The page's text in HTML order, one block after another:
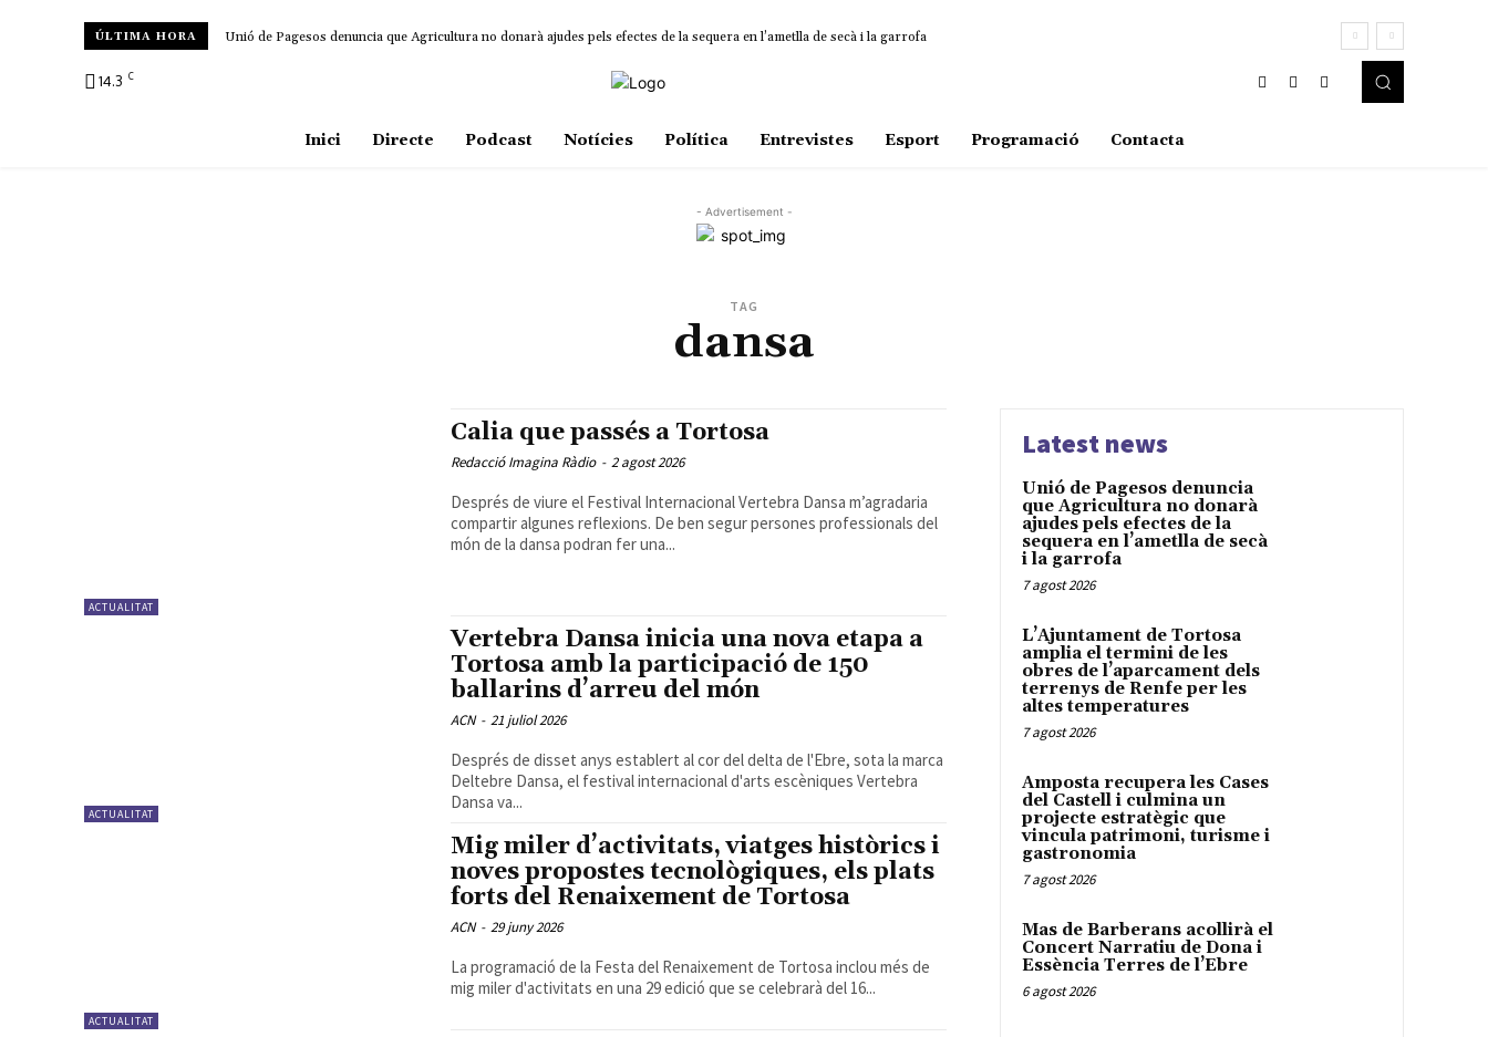
ÚLTIMA HORA Unió de Pagesos denuncia que Agricultura no donarà ajudes pels efectes de la sequera en l’ametlla de secà i la garrofa
14.3 C
Inici Directe Podcast Notícies Política Entrevistes Esport Programació Contacta
- Advertisement -
TAG
dansa
ACTUALITAT
Calia que passés a Tortosa
Redacció Imagina Ràdio - 2 agost 2026
Després de viure el Festival Internacional Vertebra Dansa m’agradaria
compartir algunes reflexions. De ben segur persones professionals del
món de la dansa podran fer una...
ACTUALITAT
Vertebra Dansa inicia una nova etapa a
Tortosa amb la participació de 150
ballarins d’arreu del món
ACN - 21 juliol 2026
Després de disset anys establert al cor del delta de l'Ebre, sota la marca
Deltebre Dansa, el festival internacional d'arts escèniques Vertebra
Dansa va...
ACTUALITAT
Mig miler d’activitats, viatges històrics i
noves propostes tecnològiques, els plats
forts del Renaixement de Tortosa
ACN - 29 juny 2026
La programació de la Festa del Renaixement de Tortosa inclou més de
mig miler d'activitats en una 29 edició que se celebrarà del 16...
Latest news
Unió de Pagesos denuncia
que Agricultura no donarà
ajudes pels efectes de la
sequera en l’ametlla de secà
i la garrofa
7 agost 2026
L’Ajuntament de Tortosa
amplia el termini de les
obres de l’aparcament dels
terrenys de Renfe per les
altes temperatures
7 agost 2026
Amposta recupera les Cases
del Castell i culmina un
projecte estratègic que
vincula patrimoni, turisme i
gastronomia
7 agost 2026
Mas de Barberans acollirà el
Concert Narratiu de Dona i
Essència Terres de l’Ebre
6 agost 2026